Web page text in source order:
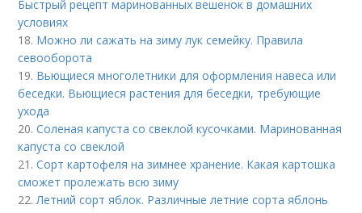
Быстрый рецепт маринованных вешенок в домашних
условиях
18. Можно ли сажать на зиму лук семейку. Правила
севооборота
19. Вьющиеся многолетники для оформления навеса или
беседки. Вьющиеся растения для беседки, требующие
ухода
20.Соленая капуста со свеклой кусочками. Маринованная
капуста со свеклой
21.Сорт картофеля на зимнее хранение. Какая картошка
сможет пролежать всю зиму
22.Летний сорт яблок. Различные летние сорта яблонь